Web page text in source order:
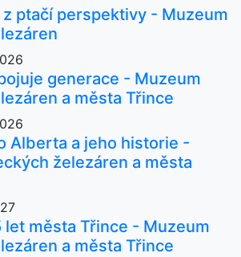
ptačí perspektivy - Muzeum
generace - Muzeum
a města Třince
Alberta a jeho historie -
železáren a města
let města Třince - Muzeum
a města Třince